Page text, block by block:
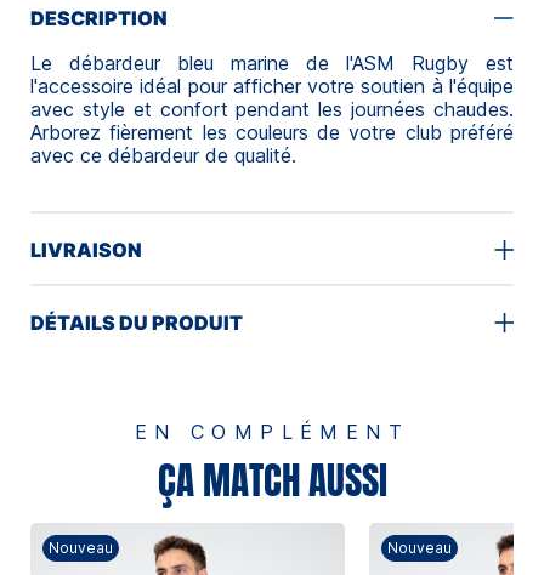
DESCRIPTION
Le débardeur bleu marine de l'ASM Rugby est
l'accessoire idéal pour afficher votre soutien à l'équipe
avec style et confort pendant les journées chaudes.
Arborez fièrement les couleurs de votre club préféré
avec ce débardeur de qualité.
LIVRAISON
DÉTAILS DU PRODUIT
EN COMPLÉMENT
ÇA MATCH AUSSI
Nouveau Nouveau